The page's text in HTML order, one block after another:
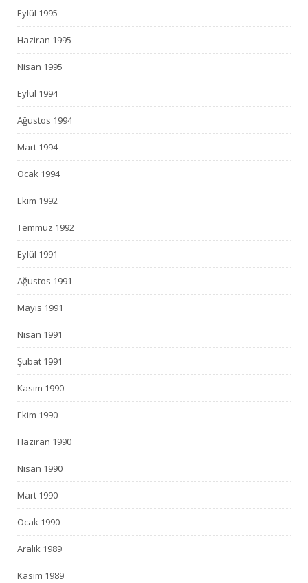
Eylül 1995
Haziran 1995
Nisan 1995
Eylül 1994
Ağustos 1994
Mart 1994
Ocak 1994
Ekim 1992
Temmuz 1992
Eylül 1991
Ağustos 1991
Mayıs 1991
Nisan 1991
Şubat 1991
Kasım 1990
Ekim 1990
Haziran 1990
Nisan 1990
Mart 1990
Ocak 1990
Aralık 1989
Kasım 1989